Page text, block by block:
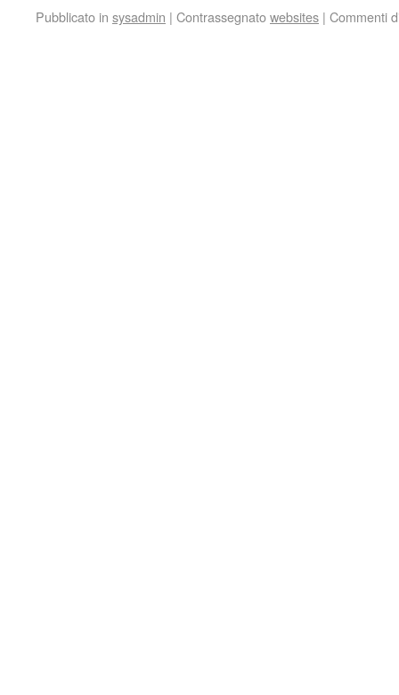
Pubblicato in sysadmin | Contrassegnatowebsites | Commenti